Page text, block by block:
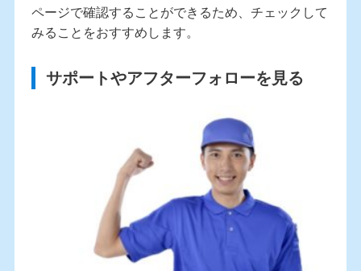
ページで確認することができるため、チェックして
みることをおすすめします。
サポートやアフターフォローを見る